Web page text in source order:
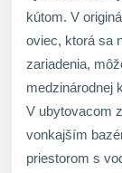
kútom. V
oviec, ktorá sa
zariadenia,
medzinárodnej
V ubytovacom
vonkajším
priestorom s